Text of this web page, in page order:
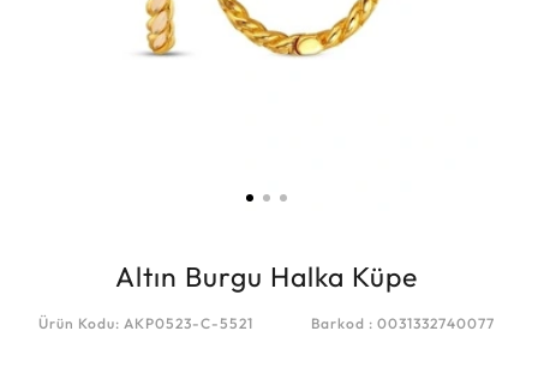
Altın Burgu Halka Küpe
Ürün Kodu: AKP0523-C-5521 Barkod : 0031332740077